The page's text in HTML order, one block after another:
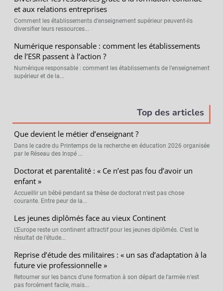
et aux relations entreprises
Comment les établissements d’enseignement supérieur peuvent-ils
diversifier leurs ressources...
Numérique responsable : comment les établissements
de l’ESR passent à l’action ?
Numérique responsable : comment les établissements de l’enseignement
supérieur et de la...
Top des articles
Que devient le métier d’enseignant ?
Dans le cadre du Printemps de la recherche en éducation 2026 organisée
par le Réseau des Inspé ...
Doctorat et parentalité : « Ce n’est pas fou d’avoir un
enfant »
Accueillir un bébé pendant sa thèse de doctorat n’est pas chose
courante. Entre peur de la...
Les jeunes diplômés face au vieux Continent
L’Europe reste un continent attractif pour les jeunes diplômés. C’est le
résultat de l’étude...
Reprise d’étude des militaires : « un sas d’adaptation à la
future vie professionnelle »
Retourner sur les bancs d’une formation à son départ de l’armée n’est
pas forcément facile, mais...